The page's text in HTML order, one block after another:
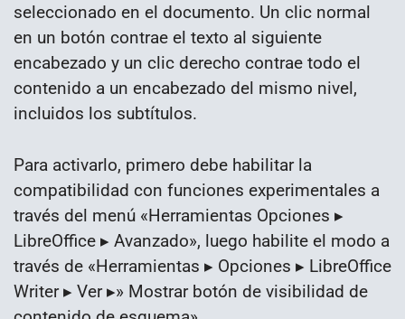
seleccionado en el documento. Un clic normal
en un botón contrae el texto al siguiente
encabezado y un clic derecho contrae todo el
contenido a un encabezado del mismo nivel,
incluidos los subtítulos.
Para activarlo, primero debe habilitar la
compatibilidad con funciones experimentales a
través del menú «Herramientas Opciones ▸
LibreOffice ▸ Avanzado», luego habilite el modo a
través de «Herramientas ▸ Opciones ▸ LibreOffice
Writer ▸ Ver ▸» Mostrar botón de visibilidad de